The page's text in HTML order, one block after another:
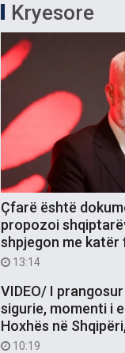
Kryesore
Çfarë është
propozoi
shpjegon me katër
13:14
VIDEO/ I
sigurie, momenti i
Hoxhës në
10:19